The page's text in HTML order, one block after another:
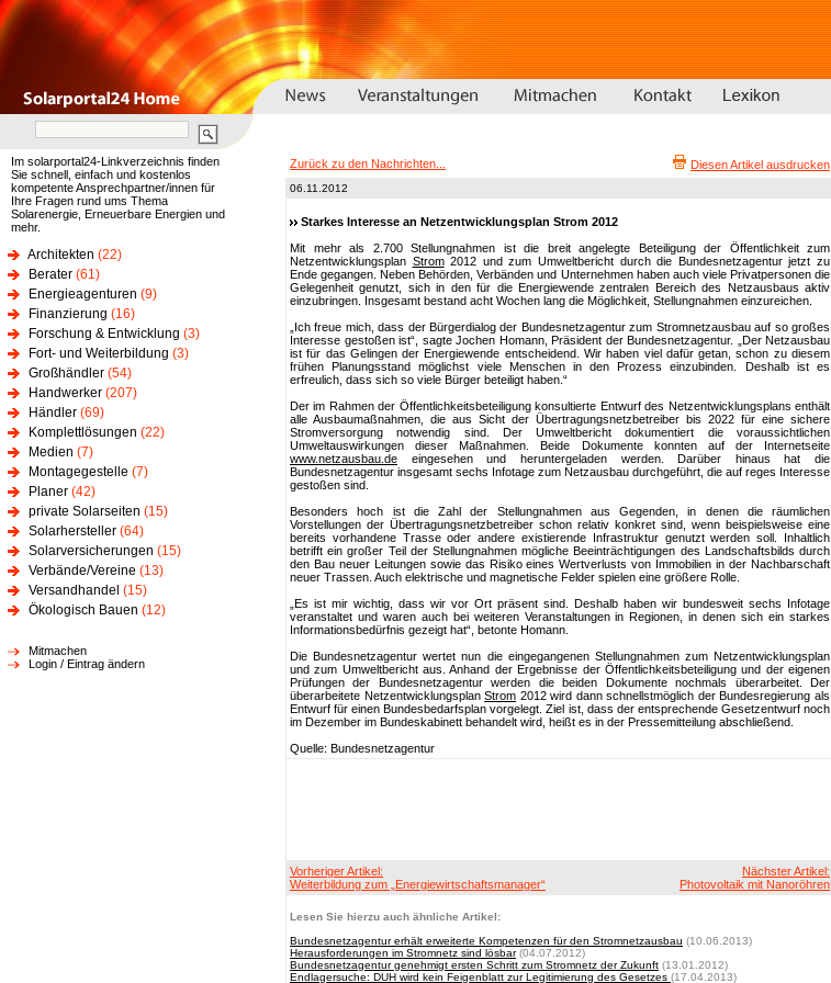
Im solarportal24-Linkverzeichnis finden
Sie schnell, einfach und kostenlos
kompetente Ansprechpartner/innen für
Ihre Fragen rund ums Thema
Solarenergie, Erneuerbare Energien und
mehr.
Architekten (22)
Berater (61)
Energieagenturen (9)
Finanzierung (16)
Forschung & Entwicklung (3)
Fort- und Weiterbildung (3)
Großhändler (54)
Handwerker (207)
Händler (69)
Komplettlösungen (22)
Medien (7)
Montagegestelle (7)
Planer (42)
private Solarseiten (15)
Solarhersteller (64)
Solarversicherungen (15)
Verbände/Vereine (13)
Versandhandel (15)
Ökologisch Bauen (12)
Mitmachen
Login / Eintrag ändern
Zurück zu den Nachrichten... Diesen Artikel ausdrucken
06.11.2012
Starkes Interesse an Netzentwicklungsplan Strom 2012
Mit mehr als 2.700 Stellungnahmen ist die breit angelegte Beteiligung der Öffentlichkeit zum
Netzentwicklungsplan Strom2012 und zum Umweltbericht durch die Bundesnetzagentur jetzt zu
Ende gegangen. Neben Behörden, Verbänden und Unternehmen haben auch viele Privatpersonen die
Gelegenheit genutzt, sich in den für die Energiewende zentralen Bereich des Netzausbaus aktiv
einzubringen. Insgesamt bestand acht Wochen lang die Möglichkeit, Stellungnahmen einzureichen.
„Ich freue mich, dass der Bürgerdialog der Bundesnetzagentur zum Stromnetzausbau auf so großes
Interesse gestoßen ist“, sagte Jochen Homann, Präsident der Bundesnetzagentur. „Der Netzausbau
ist für das Gelingen der Energiewende entscheidend. Wir haben viel dafür getan, schon zu diesem
frühen Planungsstand möglichst viele Menschen in den Prozess einzubinden. Deshalb ist es
erfreulich, dass sich so viele Bürger beteiligt haben.“
Der im Rahmen der Öffentlichkeitsbeteiligung konsultierte Entwurf des Netzentwicklungsplans enthält
alle Ausbaumaßnahmen, die aus Sicht der Übertragungsnetzbetreiber bis 2022 für eine sichere
Stromversorgung notwendig sind. Der Umweltbericht dokumentiert die voraussichtlichen
Umweltauswirkungen dieser Maßnahmen. Beide Dokumente konnten auf der Internetseite
www.netzausbau.de eingesehen und heruntergeladen werden. Darüber hinaus hat die
Bundesnetzagentur insgesamt sechs Infotage zum Netzausbau durchgeführt, die auf reges Interesse
gestoßen sind.
Besonders hoch ist die Zahl der Stellungnahmen aus Gegenden, in denen die räumlichen
Vorstellungen der Übertragungsnetzbetreiber schon relativ konkret sind, wenn beispielsweise eine
bereits vorhandene Trasse oder andere existierende Infrastruktur genutzt werden soll. Inhaltlich
betrifft ein großer Teil der Stellungnahmen mögliche Beeinträchtigungen des Landschaftsbilds durch
den Bau neuer Leitungen sowie das Risiko eines Wertverlusts von Immobilien in der Nachbarschaft
neuer Trassen. Auch elektrische und magnetische Felder spielen eine größere Rolle.
„Es ist mir wichtig, dass wir vor Ort präsent sind. Deshalb haben wir bundesweit sechs Infotage
veranstaltet und waren auch bei weiteren Veranstaltungen in Regionen, in denen sich ein starkes
Informationsbedürfnis gezeigt hat“, betonte Homann.
Die Bundesnetzagentur wertet nun die eingegangenen Stellungnahmen zum Netzentwicklungsplan
und zum Umweltbericht aus. Anhand der Ergebnisse der Öffentlichkeitsbeteiligung und der eigenen
Prüfungen der Bundesnetzagentur werden die beiden Dokumente nochmals überarbeitet. Der
überarbeitete NetzentwicklungsplanStrom 2012 wird dann schnellstmöglich der Bundesregierung als
Entwurf für einen Bundesbedarfsplan vorgelegt. Ziel ist, dass der entsprechende Gesetzentwurf noch
im Dezember im Bundeskabinett behandelt wird, heißt es in der Pressemitteilung abschließend.
Quelle: Bundesnetzagentur
Vorheriger Artikel:
Weiterbildung zum „Energiewirtschaftsmanager“
Nächster Artikel:
Photovoltaik mit Nanoröhren
Lesen Sie hierzu auch ähnliche Artikel:
Bundesnetzagentur erhält erweiterte Kompetenzen für den Stromnetzausbau (10.06.2013)
Herausforderungen im Stromnetz sind lösbar(04.07.2012)
Bundesnetzagentur genehmigt ersten Schritt zum Stromnetz der Zukunft (13.01.2012)
Endlagersuche: DUH wird kein Feigenblatt zur Legitimierung des Gesetzes (17.04.2013)